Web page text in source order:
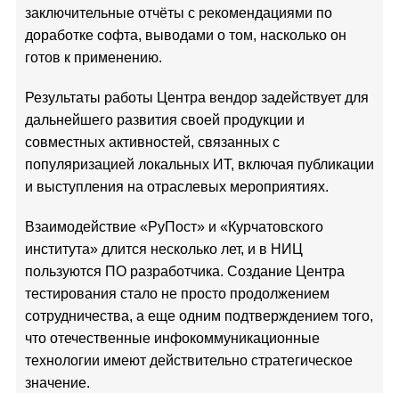
заключительные отчёты с рекомендациями по
доработке софта, выводами о том, насколько он
готов к применению.
Результаты работы Центра вендор задействует для
дальнейшего развития своей продукции и
совместных активностей, связанных с
популяризацией локальных ИТ, включая публикации
и выступления на отраслевых мероприятиях.
Взаимодействие «РуПост» и «Курчатовского
института» длится несколько лет, и в НИЦ
пользуются ПО разработчика. Создание Центра
тестирования стало не просто продолжением
сотрудничества, а еще одним подтверждением того,
что отечественные инфокоммуникационные
технологии имеют действительно стратегическое
значение.